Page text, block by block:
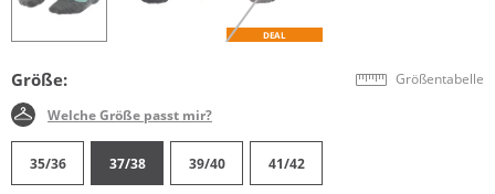
DEAL
Größe: Größentabelle
Welche Größe passt mir?
35/36 37/38 39/40 41/42